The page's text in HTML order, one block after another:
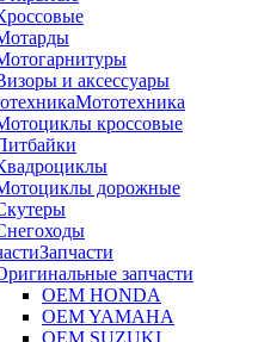
и аксессуары
Мототехника
кроссовые
дорожные
Запчасти
запчасти
OEM HONDA
OEM YAMAHA
OEM SUZUKI